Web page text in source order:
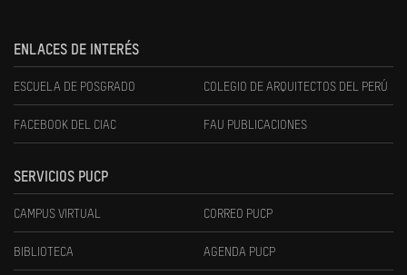
ENLACES DE INTERÉS
ESCUELA DE POSGRADO COLEGIO DE ARQUITECTOS DEL PERÚ
FACEBOOK DEL CIAC FAU PUBLICACIONES
SERVICIOS PUCP
CAMPUS VIRTUAL CORREO PUCP
BIBLIOTECA AGENDA PUCP